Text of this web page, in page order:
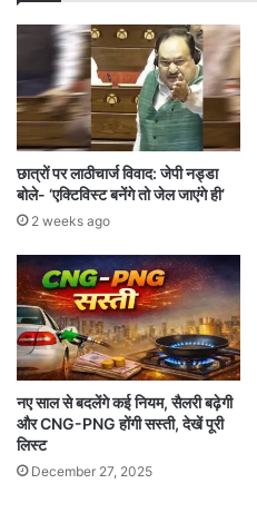
छात्रों पर लाठीचार्ज विवाद: जेपी नड्डा
बोले- ‘एक्टिविस्ट बनेंगे तो जेल जाएंगे ही’
2 weeks ago
नए साल से बदलेंगे कई नियम, सैलरी बढ़ेगी
और CNG-PNG होंगी सस्ती, देखें पूरी
लिस्ट
December 27, 2025